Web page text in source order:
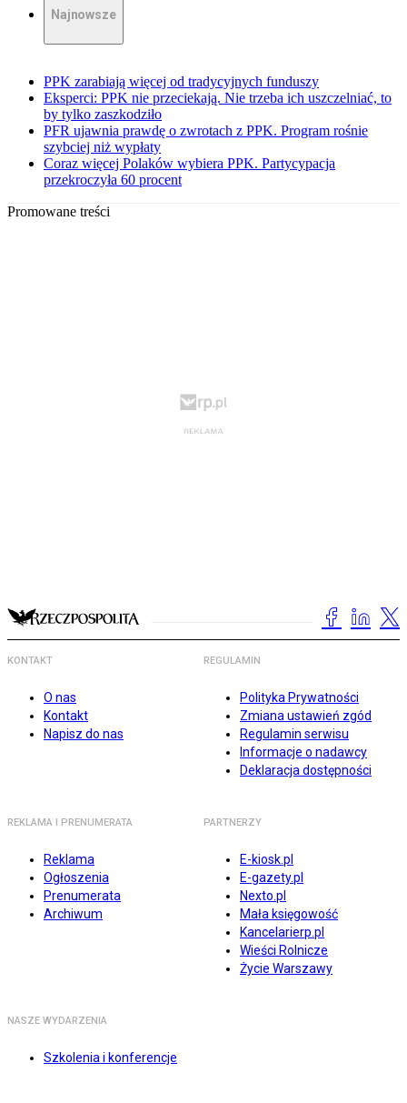
Najnowsze
PPK zarabiają więcej od tradycyjnych funduszy
Eksperci: PPK nie przeciekają. Nie trzeba ich uszczelniać, to
by tylko zaszkodziło
PFR ujawnia prawdę o zwrotach z PPK. Program rośnie
szybciej niż wypłaty
Coraz więcej Polaków wybiera PPK. Partycypacja
przekroczyła 60 procent
Promowane treści
KONTAKT
O nas
Kontakt
Napisz do nas
REGULAMIN
Polityka Prywatności
Zmiana ustawień zgód
Regulamin serwisu
Informacje o nadawcy
Deklaracja dostępności
REKLAMA I PRENUMERATA
Reklama
Ogłoszenia
Prenumerata
Archiwum
PARTNERZY
E-kiosk.pl
E-gazety.pl
Nexto.pl
Mała księgowość
Kancelarierp.pl
Wieści Rolnicze
Życie Warszawy
NASZE WYDARZENIA
Szkolenia i konferencje